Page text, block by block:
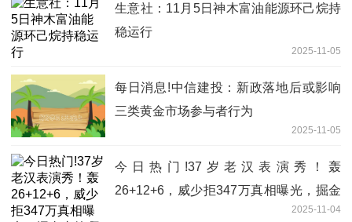
生意社：11月5日神木富油能源环己烷持
稳运行
2025-11-05
每日消息!中信建投：新政落地后或影响
三类黄金市场参与者行为
2025-11-05
今日热门!37岁老汉表演秀！轰
26+12+6，威少拒347万真相曝光，掘金
2025-11-04